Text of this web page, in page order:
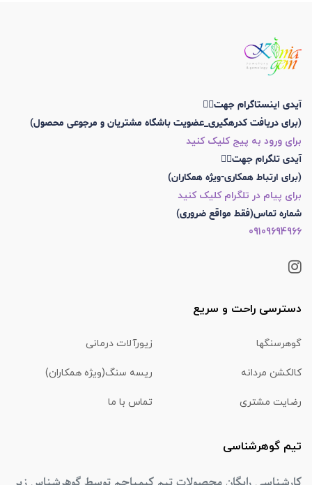
آیدی اینستاگرام جهت👇🏼
(برای دریافت کدرهگیری_عضویت باشگاه مشتریان و مرجوعی محصول)
برای ورود به پیج کلیک کنید
آیدی تلگرام جهت👇🏼
(برای ارتباط همکاری-ویژه همکاران)
برای پیام در تلگرام کلیک کنید
شماره تماس(فقط مواقع ضروری)
09109694966
دسترسی راحت و سریع
گوهرسنگها زیورآلات درمانی
کالکشن مردانه ریسه سنگ(ویژه همکاران)
رضایت مشتری تماس با ما
تیم گوهرشناسی